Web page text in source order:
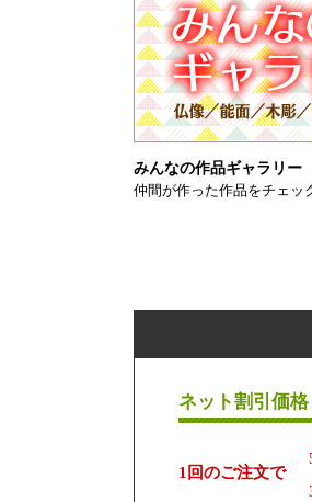
みんなの作品ギャラリー
仲間が作った作品をチェッ
ネット割引価格
1回のご注文で